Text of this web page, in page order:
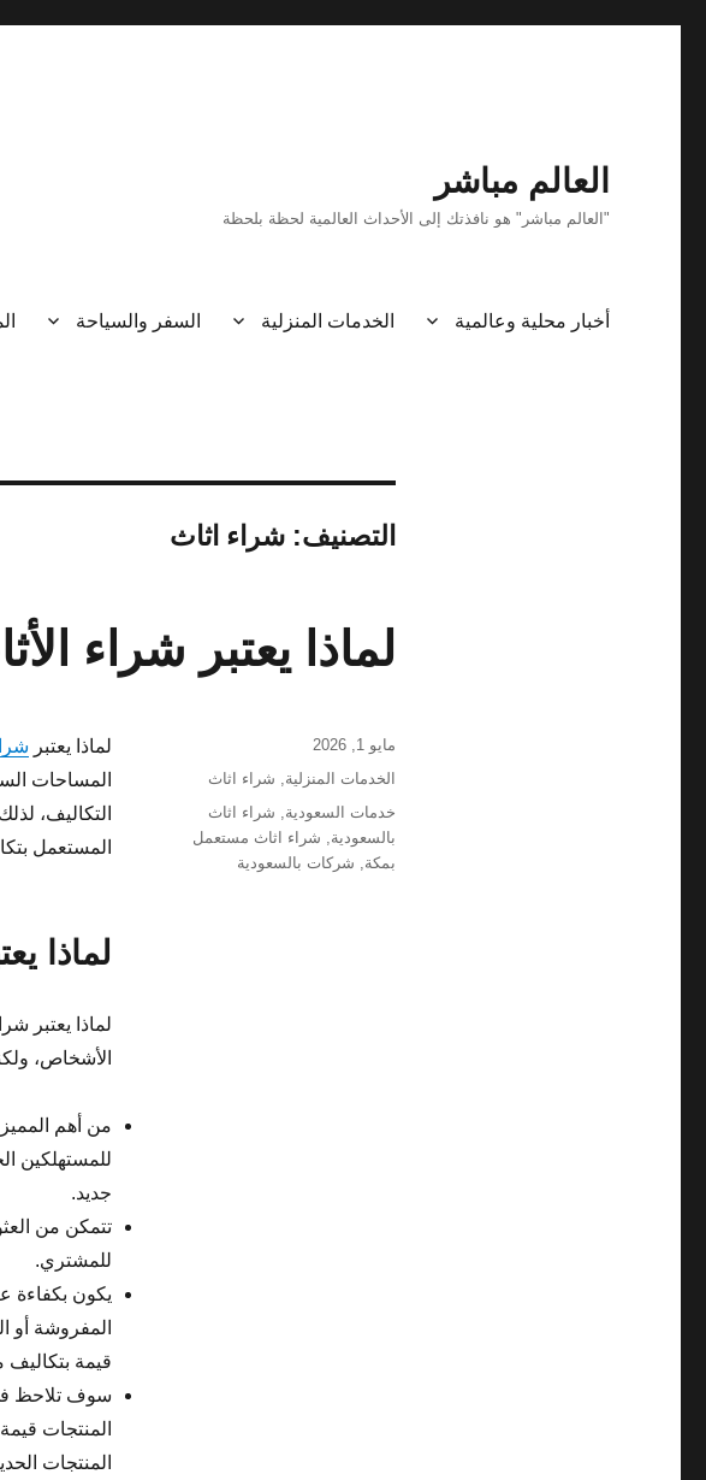
العالم مباشر
"العالم مباشر" هو نافذتك إلى الأحداث العالمية لحظة بلحظة
أخبار محلية وعالمية الخدمات المنزلية السفر والسياحة
التصنيف: شراء اثاث
لماذا يعتبر شراء
لماذا يعتبر
المساحات
التكاليف،
المستعمل
لماذا
لماذا يعتبر
الأشخاص،
من أهم
للمستهلكين
جديد.
تتمكن من
للمشتري.
يكون بكفاءة
المفروشة أو
قيمة
سوف تلاحظ
المنتجات
المنتجات
نُشرت
في
مايو 1, 2026
التصنيفات
الخدمات المنزلية, شراء اثاث
الوسوم
خدمات السعودية, شراء اثاث
بالسعودية, شراء اثاث مستعمل
بمكة, شركات بالسعودية